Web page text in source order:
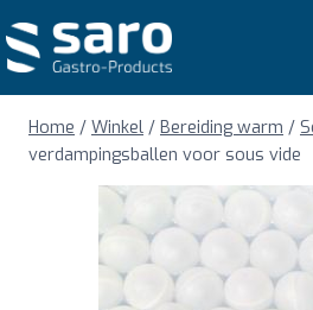
naar
inhoud
Home / Winkel / Bereiding warm /
verdampingsballen voor sous vide